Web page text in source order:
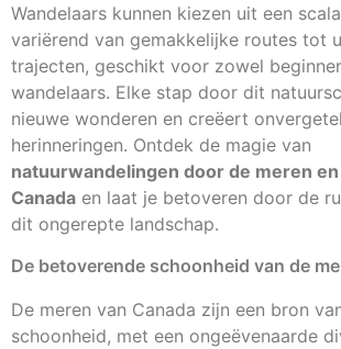
Wandelaars kunnen kiezen uit een
variërend van gemakkelijke routes tot
trajecten, geschikt voor zowel
wandelaars. Elke stap door dit
nieuwe wonderen en creëert
herinneringen. Ontdek de magie van
natuurwandelingen door de meren
Canada en laat je betoveren door de
dit ongerepte landschap.
De betoverende schoonheid van de
De meren van Canada zijn een bron
schoonheid, met een ongeëvenaarde